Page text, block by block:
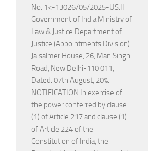
No. 1<-13026/05/2025-US.II
Government of India Ministry of
Law & Justice Department of
Justice (Appointments Division)
Jaisalmer House, 26, Man Singh
Road, New Delhi-110 011,
Dated: 07th August, 20%.
NOTIFICATION In exercise of
the power conferred by clause
(1) of Article 217 and clause (1)
of Article 224 of the
Constitution of India, the